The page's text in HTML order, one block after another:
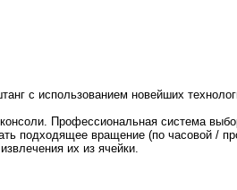
с использованием новейших
Профессиональная система
подходящее вращение (по часовой /
их из ячейки.